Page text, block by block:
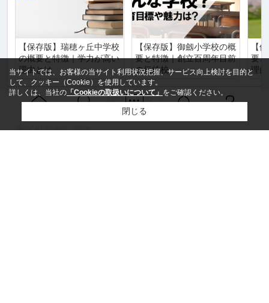
【保存版】瑞穂ヶ丘中学校
の概要と特徴｜学力が高い
理由とは
【保存版】御劔小学校の概
要と特徴｜創立百周年目前
の伝統校
【
要
理
もっと見る
問い合せ
市区町村から探す
当サイトでは、お客様の当サイト利用状況把握、サービス向上検討を目的と
して、クッキー（Cookie）を使用しています。
詳しくは、当社の 「Cookieの取扱いについて」 をご確認ください。
閉じる